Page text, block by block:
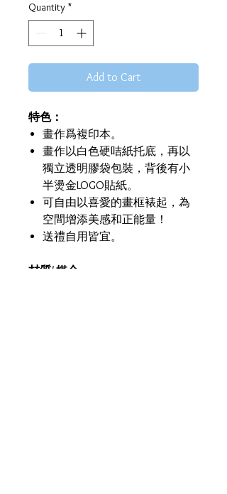
Quantity *
Add to Cart
特色：
畫作爲複印本。
畫作以白色硬咭紙托底，再以
獨立透明膠袋包裝，背後有小
半燙金LOGO貼紙。
可自由以喜愛的畫框裱起，為
空間增添美感和正能量！
送禮自用皆宜。
材質/ 媒介